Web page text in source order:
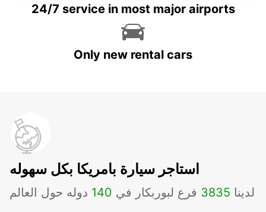
24/7 service in most major airports
Only new rental cars
استاجر سيارة بامريكا بكل سهوله
لدينا 3835 فرع لبوربكار في 140 دوله حول العالم